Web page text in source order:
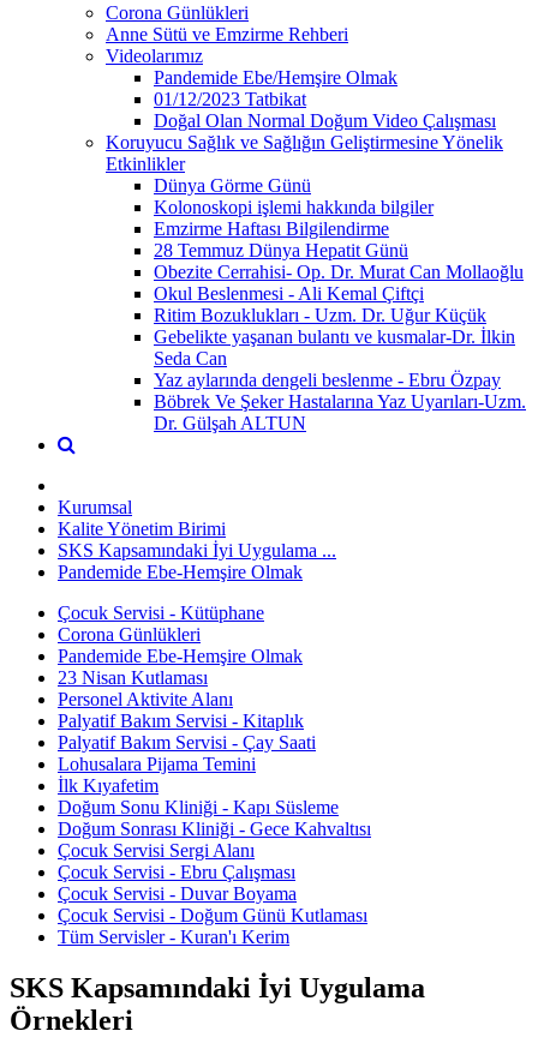
Corona Günlükleri
Anne Sütü ve Emzirme Rehberi
Videolarımız
Pandemide Ebe/Hemşire Olmak
01/12/2023 Tatbikat
Doğal Olan Normal Doğum Video Çalışması
Koruyucu Sağlık ve Sağlığın Geliştirmesine Yönelik
Etkinlikler
Dünya Görme Günü
Kolonoskopi işlemi hakkında bilgiler
Emzirme Haftası Bilgilendirme
28 Temmuz Dünya Hepatit Günü
Obezite Cerrahisi- Op. Dr. Murat Can Mollaoğlu
Okul Beslenmesi - Ali Kemal Çiftçi
Ritim Bozuklukları - Uzm. Dr. Uğur Küçük
Gebelikte yaşanan bulantı ve kusmalar-Dr. İlkin
Seda Can
Yaz aylarında dengeli beslenme - Ebru Özpay
Böbrek Ve Şeker Hastalarına Yaz Uyarıları-Uzm.
Dr. Gülşah ALTUN
Kurumsal
Kalite Yönetim Birimi
SKS Kapsamındaki İyi Uygulama ...
Pandemide Ebe-Hemşire Olmak
Çocuk Servisi - Kütüphane
Corona Günlükleri
Pandemide Ebe-Hemşire Olmak
23 Nisan Kutlaması
Personel Aktivite Alanı
Palyatif Bakım Servisi - Kitaplık
Palyatif Bakım Servisi - Çay Saati
Lohusalara Pijama Temini
İlk Kıyafetim
Doğum Sonu Kliniği - Kapı Süsleme
Doğum Sonrası Kliniği - Gece Kahvaltısı
Çocuk Servisi Sergi Alanı
Çocuk Servisi - Ebru Çalışması
Çocuk Servisi - Duvar Boyama
Çocuk Servisi - Doğum Günü Kutlaması
Tüm Servisler - Kuran'ı Kerim
SKS Kapsamındaki İyi Uygulama
Örnekleri